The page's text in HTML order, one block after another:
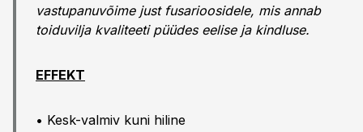
vastupanuvõime just fusarioosidele, mis annab
toiduvilja kvaliteeti püüdes eelise ja kindluse.
EFFEKT
• Kesk-valmiv kuni hiline